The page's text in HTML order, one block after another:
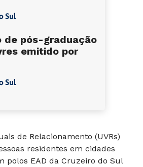
de Relacionamento (UVRs)
residentes em cidades
polos EAD da Cruzeiro do Sul
de pós-graduação
emitido por